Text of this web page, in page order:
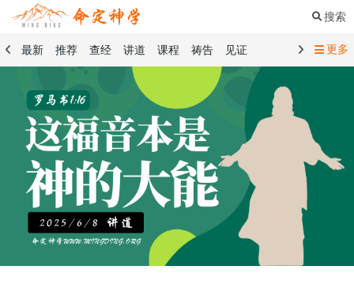
搜索
最新 推荐 查经 讲道 课程 祷告
见证
命定奉献 命定神学
留言板
祷告精选
查经精选 讲道精选
课程精选
见证精选
101课程 创世记 马太福音
传道书
洗礼礼文
圣餐礼文 01 创世记
02 出埃及记
03 利未记
04 民数记 05 申命记
06 约书亚记
07 士师记
08 路得记
09 撒母耳记上
10 撒母耳记下
11 列王纪上
12 列王纪下
15 以斯拉记
16 尼希米记 17 以斯帖记
18 约伯记
19 诗篇
20 箴言 21 传道书
23 以赛亚书
更多